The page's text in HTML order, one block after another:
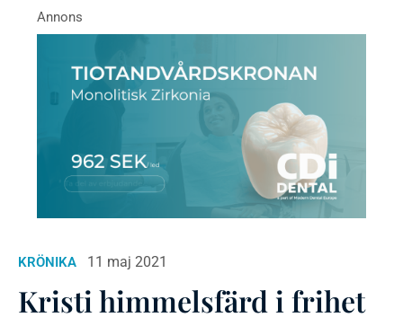
KRÖNIKA 11 maj 2021
Kristi himmelsfärd i frihet